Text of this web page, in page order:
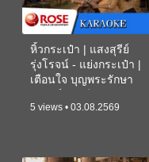
หิ้วกระเป๋า | แสงสุรีย์
รุ่งโรจน์ - แย่งกระเป๋า |
เตือนใจ บุญพระรักษา
5 views • 03.08.2569